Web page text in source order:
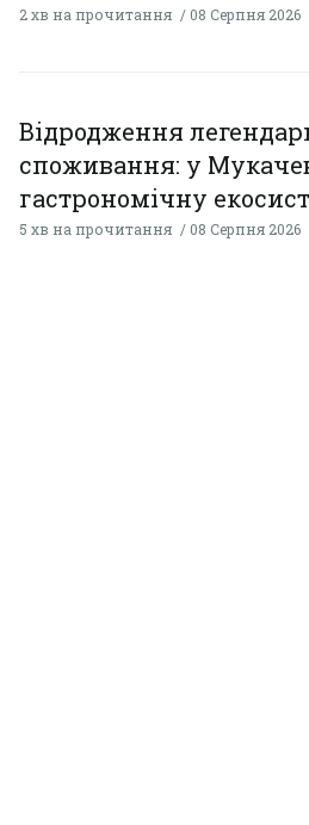
2 хв на прочитання 08 Серпня 2026
Відродження
споживання: у
гастрономічну
5 хв на прочитання 08 Серпня 2026